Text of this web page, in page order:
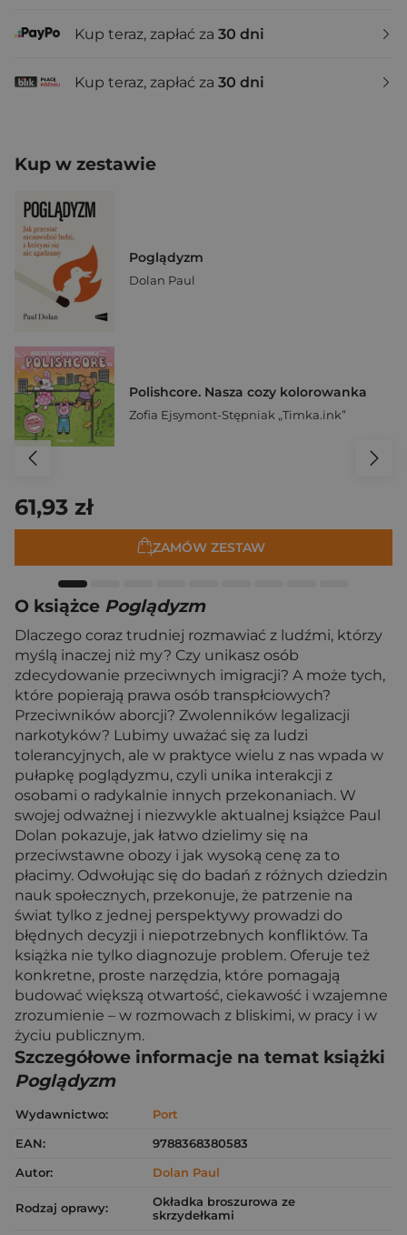
Kup teraz, zapłać za 30 dni
Kup teraz, zapłać za 30 dni
Kup w zestawie
Poglądyzm
Dolan Paul
Polishcore. Nasza cozy kolorowanka
Zofia Ejsymont-Stępniak „Timka.ink”
61,93 zł
ZAMÓW ZESTAW
O książce Poglądyzm
Dlaczego coraz trudniej rozmawiać z ludźmi, którzy
myślą inaczej niż my? Czy unikasz osób
zdecydowanie przeciwnych imigracji? A może tych,
które popierają prawa osób transpłciowych?
Przeciwników aborcji? Zwolenników legalizacji
narkotyków? Lubimy uważać się za ludzi
tolerancyjnych, ale w praktyce wielu z nas wpada w
pułapkę poglądyzmu, czyli unika interakcji z
osobami o radykalnie innych przekonaniach. W
swojej odważnej i niezwykle aktualnej książce Paul
Dolan pokazuje, jak łatwo dzielimy się na
przeciwstawne obozy i jak wysoką cenę za to
płacimy. Odwołując się do badań z różnych dziedzin
nauk społecznych, przekonuje, że patrzenie na
świat tylko z jednej perspektywy prowadzi do
błędnych decyzji i niepotrzebnych konfliktów. Ta
książka nie tylko diagnozuje problem. Oferuje też
konkretne, proste narzędzia, które pomagają
budować większą otwartość, ciekawość i wzajemne
zrozumienie – w rozmowach z bliskimi, w pracy i w
życiu publicznym.
Szczegółowe informacje na temat książki
Poglądyzm
Wydawnictwo:
Port
EAN:
9788368380583
Autor:
Dolan Paul
Rodzaj oprawy:
Okładka broszurowa ze
skrzydełkami